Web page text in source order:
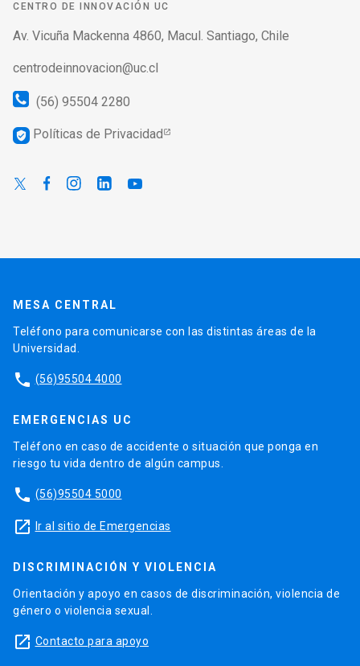
CENTRO DE INNOVACIÓN UC
Av. Vicuña Mackenna 4860, Macul. Santiago, Chile
centrodeinnovacion@uc.cl
(56) 95504 2280
verified_user Políticas de Privacidad
MESA CENTRAL
Teléfono para comunicarse con las distintas áreas de la
Universidad.
phone (56)95504 4000
EMERGENCIAS UC
Teléfono en caso de accidente o situación que ponga en
riesgo tu vida dentro de algún campus.
phone (56)95504 5000
launch Ir al sitio de Emergencias
DISCRIMINACIÓN Y VIOLENCIA
Orientación y apoyo en casos de discriminación, violencia de
género o violencia sexual.
launch Contacto para apoyo